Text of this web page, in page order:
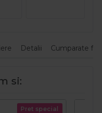
Detalii Cumparate
si:
Pret special